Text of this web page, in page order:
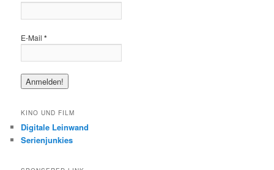
E-Mail*
KINO UND FILM
Digitale Leinwand
Serienjunkies